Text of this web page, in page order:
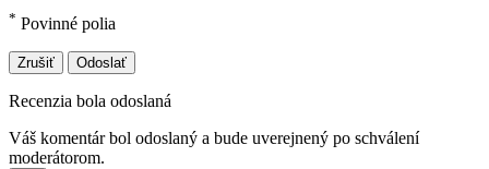
* Povinné polia
Zrušiť Odoslať
Recenzia bola odoslaná
Váš komentár bol odoslaný a bude uverejnený po schválení
moderátorom.